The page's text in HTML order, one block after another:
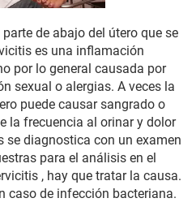
de abajo del útero que se
es una inflamación
por lo general causada por
sexual o alergias. A veces la
puede causar sangrado o
la frecuencia al orinar y dolor
se diagnostica con un examen
para el análisis en el
, hay que tratar la causa.
caso de infección bacteriana.